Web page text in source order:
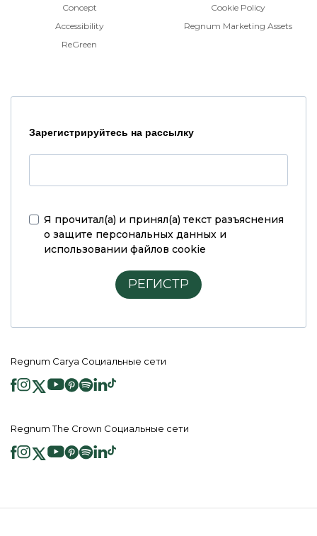
Concept
Accessibility
ReGreen
Cookie Policy
Regnum Marketing Assets
Зарегистрируйтесь на рассылку
Я прочитал(а) и принял(а) текст разъяснения
о защите персональных данных и
использовании файлов cookie
РЕГИСТР
Regnum Carya Социальные сети
Regnum The Crown Социальные сети